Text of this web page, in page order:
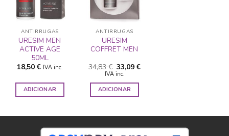
ADICIONAR
A LISTA DE
DESEJOS
ANTIRRUGAS
URESIM MEN
ACTIVE AGE
50ML
18,50€ IVA inc.
ADICIONAR
ADICIONAR
A LISTA DE
DESEJOS
ANTIRRUGAS
URESIM
COFFRET MEN
34,83€ O
preço
era:
34,83 €.
33,09€O
IVA inc.
ADICIONAR